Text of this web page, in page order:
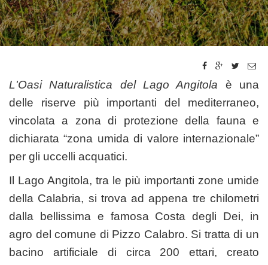
L'Oasi Naturalistica del Lago Angitola è una
delle riserve più importanti del mediterraneo,
vincolata a zona di protezione della fauna e
dichiarata “zona umida di valore internazionale”
per gli uccelli acquatici.
Il Lago Angitola, tra le più importanti zone umide
della Calabria, si trova ad appena tre chilometri
dalla bellissima e famosa Costa degli Dei, in
agro del comune di Pizzo Calabro. Si tratta di un
bacino artificiale di circa 200 ettari, creato